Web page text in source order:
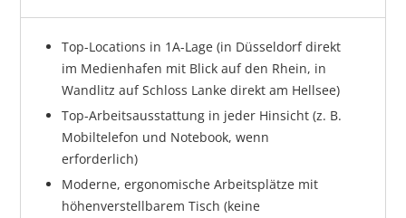
Top-Locations in 1A-Lage (in Düsseldorf direkt
im Medienhafen mit Blick auf den Rhein, in
Wandlitz auf Schloss Lanke direkt am Hellsee)
Top-Arbeitsausstattung in jeder Hinsicht (z. B.
Mobiltelefon und Notebook, wenn
erforderlich)
Moderne, ergonomische Arbeitsplätze mit
höhenverstellbarem Tisch (keine